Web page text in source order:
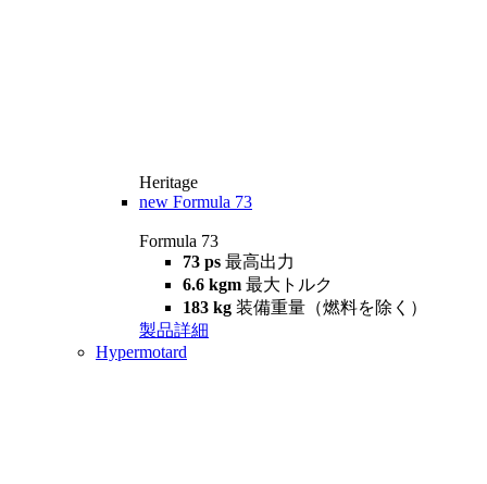
Heritage
new Formula 73
Formula 73
73 ps 最高出力
6.6 kgm 最大トルク
183 kg 装備重量（燃料を除く）
製品詳細
Hypermotard